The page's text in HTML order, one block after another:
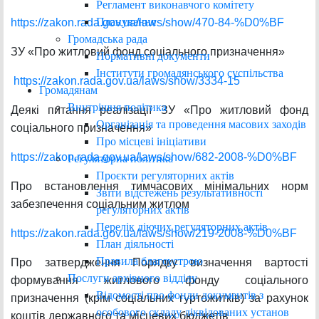
Регламент виконавчого комітету
Планування
Громадська рада
Нормативні документи
Інститути громадянського суспільства
Громадянам
Внутрішня політика
Організація та проведення масових заходів
Про місцеві ініціативи
Регуляторна політика
Проєкти регуляторних актів
Звіти відстежень результативності
регуляторних актів
Перелік діючих регуляторних актів
План діяльності
Правила благоустрою
Послуги архівного відділу
Відомості про фонди документів з
особового складу ліквідованих установ
https://zakon.rada.gov.ua/laws/show/470-84-%D0%BF
ЗУ «Про житловий фонд соціального призначення»
https://zakon.rada.gov.ua/laws/show/3334-15
Деякі питання реалізації ЗУ «Про житловий фонд
соціального призначення»
https://zakon.rada.gov.ua/laws/show/682-2008-%D0%BF
Про встановлення тимчасових мінімальних норм
забезпечення соціальним житлом
https://zakon.rada.gov.ua/laws/show/219-2008-%D0%BF
Про затвердження Порядку визначення вартості
формування житлового фонду соціального
призначення (крім соціальних гуртожитків) за рахунок
коштів державного та місцевих бюджетів